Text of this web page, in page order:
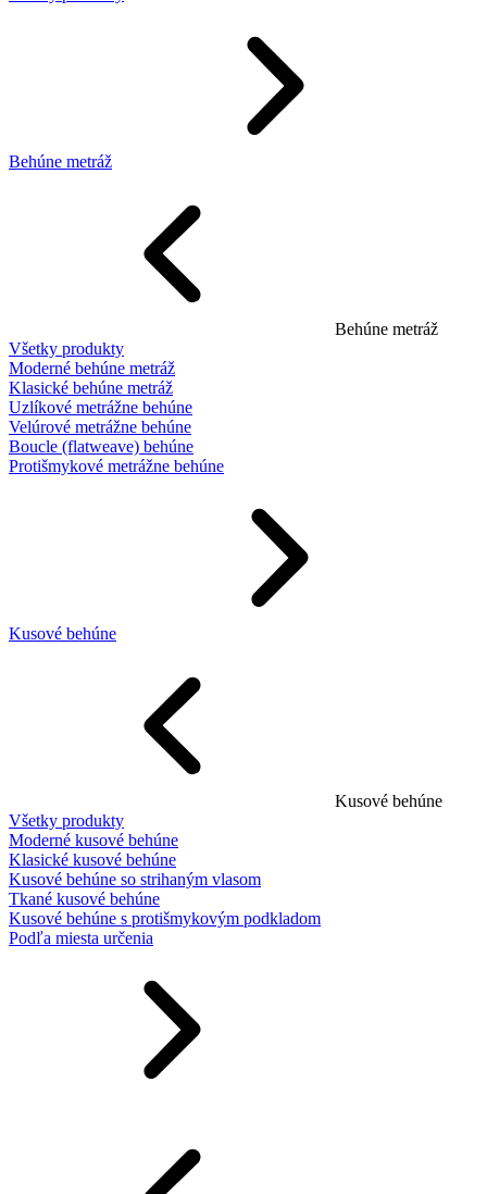
Behúne metráž
Behúne metráž
Všetky produkty
Moderné behúne metráž
Klasické behúne metráž
Uzlíkové metrážne behúne
Velúrové metrážne behúne
Boucle (flatweave) behúne
Protišmykové metrážne behúne
Kusové behúne
Kusové behúne
Všetky produkty
Moderné kusové behúne
Klasické kusové behúne
Kusové behúne so strihaným vlasom
Tkané kusové behúne
Kusové behúne s protišmykovým podkladom
Podľa miesta určenia